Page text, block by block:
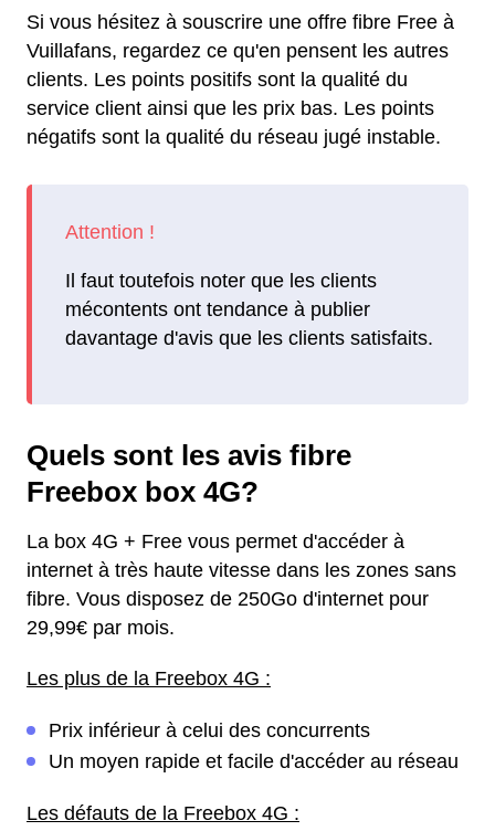
Si vous hésitez à souscrire une offre fibre Free à
Vuillafans, regardez ce qu'en pensent les autres
clients. Les points positifs sont la qualité du
service client ainsi que les prix bas. Les points
négatifs sont la qualité du réseau jugé instable.
Il faut toutefois noter que les clients
mécontents ont tendance à publier
davantage d'avis que les clients satisfaits.
Quels sont les avis fibre
Freebox box 4G?
La box 4G + Free vous permet d'accéder à
internet à très haute vitesse dans les zones sans
fibre. Vous disposez de 250Go d'internet pour
29,99€ par mois.
Les plus de la Freebox 4G :
Prix inférieur à celui des concurrents
Un moyen rapide et facile d'accéder au réseau
Les défauts de la Freebox 4G :